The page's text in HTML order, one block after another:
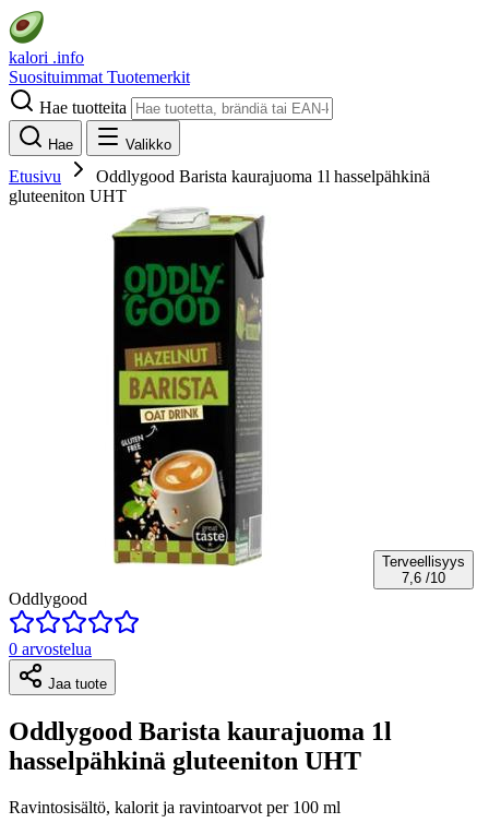
kalori .info
Suosituimmat Tuotemerkit
Hae tuotteita
Hae Valikko
Etusivu
Oddlygood Barista kaurajuoma 1l hasselpähkinä
gluteeniton UHT
Terveellisyys
7,6 /10
Oddlygood
0 arvostelua
Jaa tuote
Oddlygood Barista kaurajuoma 1l
hasselpähkinä gluteeniton UHT
Ravintosisältö, kalorit ja ravintoarvot per 100 ml